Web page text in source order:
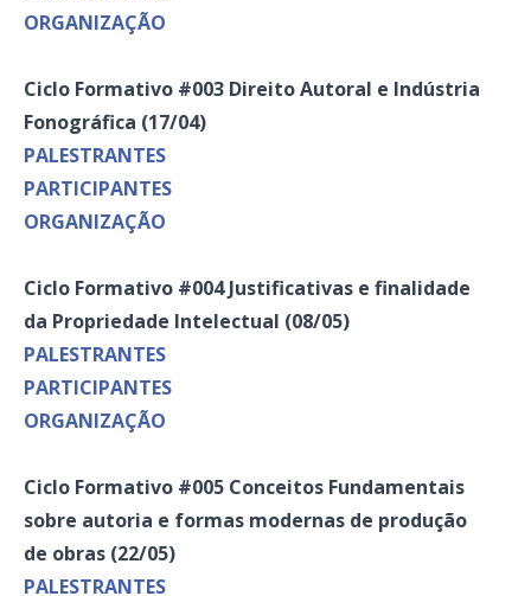
ORGANIZAÇÃO
Ciclo Formativo #003 Direito Autoral e Indústria
Fonográfica (17/04)
PALESTRANTES
PARTICIPANTES
ORGANIZAÇÃO
Ciclo Formativo #004 Justificativas e finalidade
da Propriedade Intelectual (08/05)
PALESTRANTES
PARTICIPANTES
ORGANIZAÇÃO
Ciclo Formativo #005 Conceitos Fundamentais
sobre autoria e formas modernas de produção
de obras (22/05)
PALESTRANTES